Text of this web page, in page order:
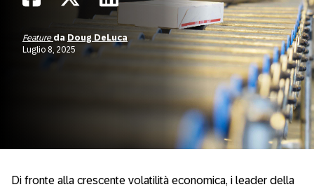
Feature da Doug DeLuca
Luglio 8, 2025
Di fronte alla crescente volatilità economica, i leader della